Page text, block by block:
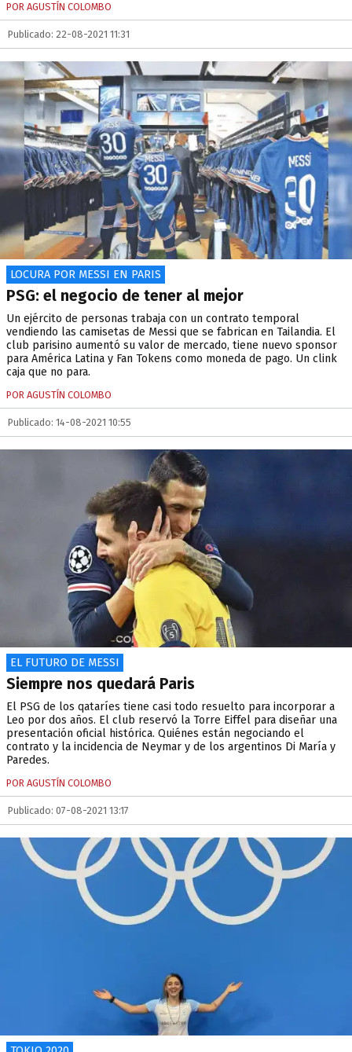
POR AGUSTÍN COLOMBO
Publicado: 22-08-2021 11:31
LOCURA POR MESSI EN PARIS
PSG: el negocio de tener al mejor
Un ejército de personas trabaja con un contrato temporal
vendiendo las camisetas de Messi que se fabrican en Tailandia. El
club parisino aumentó su valor de mercado, tiene nuevo sponsor
para América Latina y Fan Tokens como moneda de pago. Un clink
caja que no para.
POR AGUSTÍN COLOMBO
Publicado: 14-08-2021 10:55
EL FUTURO DE MESSI
Siempre nos quedará Paris
El PSG de los qataríes tiene casi todo resuelto para incorporar a
Leo por dos años. El club reservó la Torre Eiffel para diseñar una
presentación oficial histórica. Quiénes están negociando el
contrato y la incidencia de Neymar y de los argentinos Di María y
Paredes.
POR AGUSTÍN COLOMBO
Publicado: 07-08-2021 13:17